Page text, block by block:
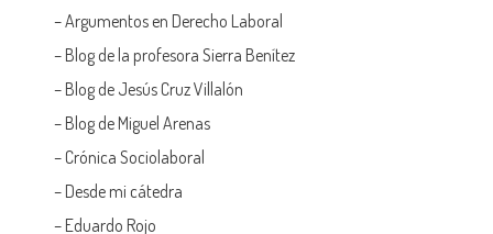
–Argumentos en Derecho Laboral
– Blog de la profesora Sierra Benítez
– Blog de Jesús Cruz Villalón
– Blog de Miguel Arenas
– Crónica Sociolaboral
– Desde mi cátedra
– Eduardo Rojo